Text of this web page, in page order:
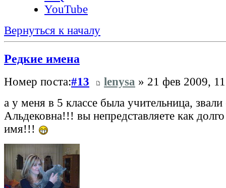
YouTube
Вернуться к началу
Редкие имена
Номер поста:#13 lenysa » 21 фев 2009,
а у меня в 5 классе была учительница,
Альдековна!!! вы непредставляете как
имя!!!